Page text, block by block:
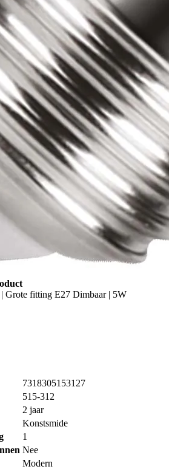
Grote fitting E27 Dimbaar | 5W
7318305153127
515-312
2 jaar
Konstsmide
1
Nee
Modern